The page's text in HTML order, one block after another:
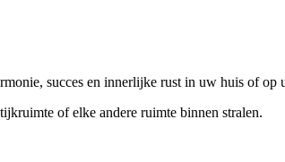
succes en innerlijke rust in uw huis of op
of elke andere ruimte binnen stralen.